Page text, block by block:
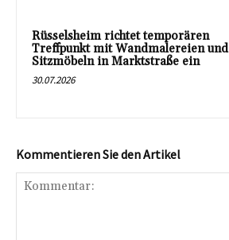
Rüsselsheim richtet temporären
Treffpunkt mit Wandmalereien und
Sitzmöbeln in Marktstraße ein
30.07.2026
Kommentieren Sie den Artikel